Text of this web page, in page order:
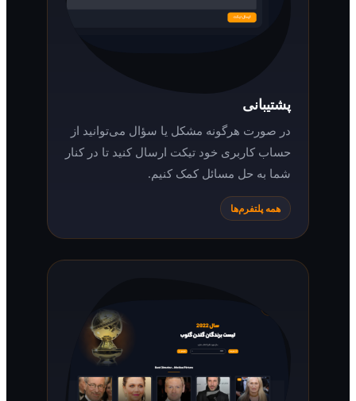
در صورت هرگونه مشکل یا سؤال می‌توانید از
حساب کاربری خود تیکت ارسال کنید تا در کنار
شما به حل مسائل کمک کنیم.
همه پلتفرم‌ها